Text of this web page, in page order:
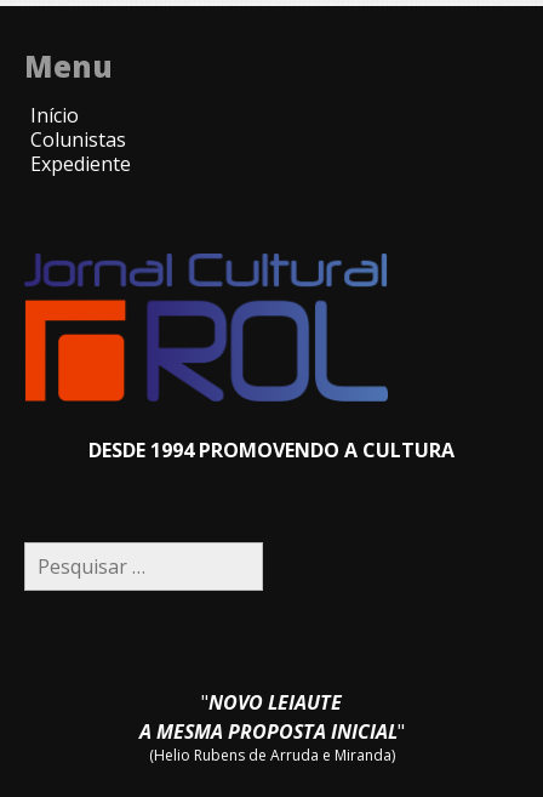
Menu
Início
Colunistas
Expediente
DESDE 1994 PROMOVENDO A CULTURA
Pesquisar
por:
"NOVO LEIAUTE
A MESMA PROPOSTA INICIAL"
(Helio Rubens de Arruda e Miranda)